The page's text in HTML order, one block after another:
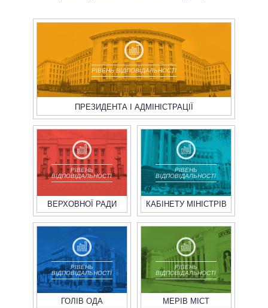
РІВЕНЬ ВІДПОВІДАЛЬНОСТІ
ПРЕЗИДЕНТА І АДМІНІСТРАЦІЇ
РІВЕНЬ
ВІДПОВІДАЛЬНОСТІ
ВЕРХОВНОЇ РАДИ
РІВЕНЬ
ВІДПОВІДАЛЬНОСТІ
КАБІНЕТУ МІНІСТРІВ
РІВЕНЬ
ВІДПОВІДАЛЬНОСТІ
ГОЛІВ ОДА
РІВЕНЬ
ВІДПОВІДАЛЬНОСТІ
МЕРІВ МІСТ